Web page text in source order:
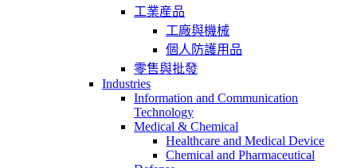
工業産品
工廠與機械
個人防護用品
零售與批發
Industries
Information and Communication
Technology
Medical & Chemical
Healthcare and Medical Device
Chemical and Pharmaceutical